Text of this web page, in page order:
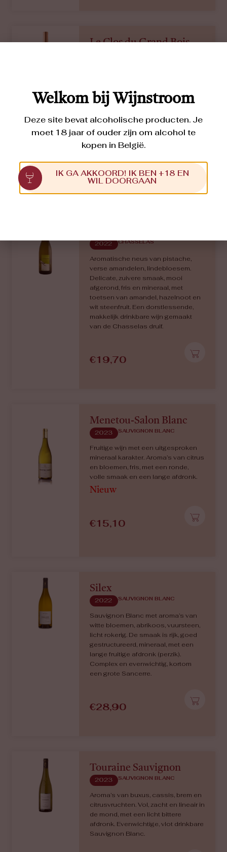
Le Clos du Grand Bois
steenfruit), nootmuskaat en een
mineralige afdronk. Dit is een uiterst
(vroeger: Melon de Bourgogne),
een wijnbouwster.
€13,40
2022 CHASSELAS
Aromatische neus van pistache,
verse amandelen, lindebloesem.
Delicate, zuivere smaak, mooi
afgerond, fris en mineraal, met
toetsen van amandel, hazelnoot en
wit steenfruit. Een dorstlessende,
makkelijk drinkbare wijn gemaakt
van de Chasselas druif.
€19,70
Menetou-Salon Blanc
2023 SAUVIGNON BLANC
Fruitige wijn met een uitgesproken
mineraal karakter. Aroma’s van citrus
en bloemen, fris, met een ronde,
volle smaak en een lange afdronk.
Nieuw
€15,10
Silex
2022 SAUVIGNON BLANC
Sauvignon Blanc met aroma’s van
witte bloemen, abrikoos, vuursteen,
licht rokerig. De smaak is rijk, goed
gestructureerd, mineraal, met een
lange fruitige afdronk (perzik).
Complex en evenwichtig, kortom
een grote Sancerre.
€28,90
Touraine Sauvignon
2023 SAUVIGNON BLANC
Aroma’s van buxus, cassis, brem en
citrusvruchten. Vol, zacht en lineair in
de mond, met een licht bittere
afdronk. Evenwichtige, vlot drinkbare
Sauvignon Blanc.
Welkom bij Wijnstroom
Deze site bevat alcoholische producten. Je
moet 18 jaar of ouder zijn om alcohol te
kopen in België.
IK GA AKKOORD! IK BEN +18 EN
WIL DOORGAAN